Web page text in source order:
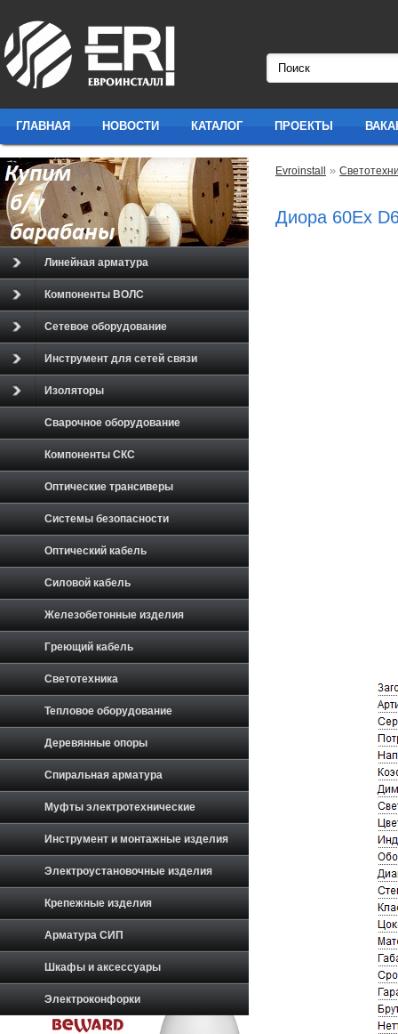
ГЛАВНАЯ НОВОСТИ КАТАЛОГ ПРОЕКТЫ
Evroinstall »
Диора 60Ex
Линейная арматура
Компоненты ВОЛС
Сетевое оборудование
Инструмент для сетей связи
Изоляторы
Сварочное оборудование
Компоненты СКС
Оптические трансиверы
Системы безопасности
Оптический кабель
Силовой кабель
Железобетонные изделия
Греющий кабель
Светотехника
Тепловое оборудование
Деревянные опоры
Спиральная арматура
Муфты электротехнические
Инструмент и монтажные изделия
Электроустановочные изделия
Крепежные изделия
Арматура СИП
Шкафы и аксессуары
Электроконфорки